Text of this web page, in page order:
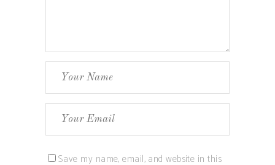
Save my name, email, and website in this